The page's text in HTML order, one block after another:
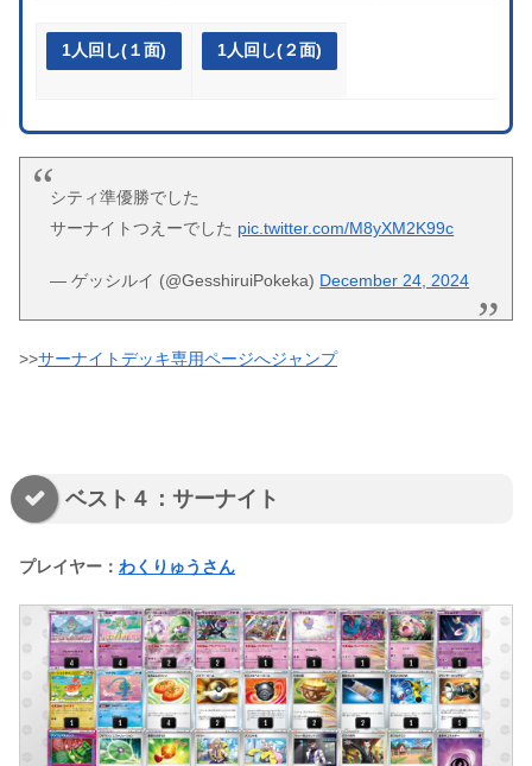
1人回し(１面) 1人回し(２面)
シティ準優勝でした
サーナイトつえーでした pic.twitter.com/M8yXM2K99c
— ゲッシルイ (@GesshiruiPokeka) December 24, 2024
>>サーナイトデッキ専用ページへジャンプ
ベスト４：サーナイト
プレイヤー： わくりゅうさん